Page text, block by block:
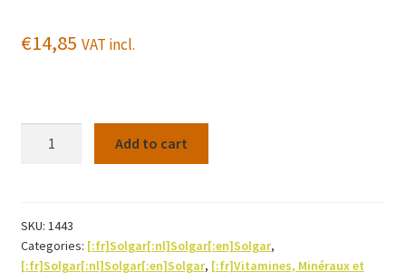
€14,85 VAT incl.
Rose
hips
100tab
Add to cart
SKU: 1443
Categories: [:fr]Solgar[:nl]Solgar[:en]Solgar,
[:fr]Solgar[:nl]Solgar[:en]Solgar, [:fr]Vitamines, Minéraux et